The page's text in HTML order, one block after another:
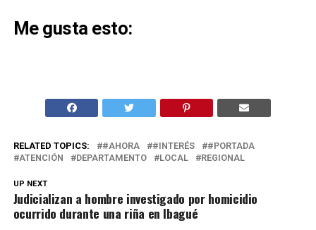
Me gusta esto:
RELATED TOPICS: #AHORA #INTERÉS
#PORTADA
ATENCIÓN
DEPARTAMENTO LOCAL REGIONAL
UP NEXT
Judicializan a hombre investigado por homicidio
ocurrido durante una riña en Ibagué